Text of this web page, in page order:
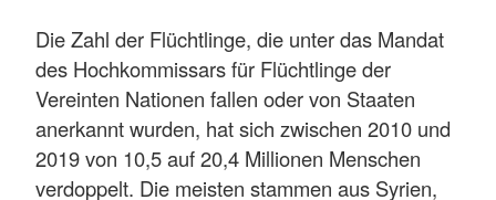
Die Zahl der Flüchtlinge, die unter das Mandat
des Hochkommissars für Flüchtlinge der
Vereinten Nationen fallen oder von Staaten
anerkannt wurden, hat sich zwischen 2010 und
2019 von 10,5 auf 20,4 Millionen Menschen
verdoppelt. Die meisten stammen aus Syrien,